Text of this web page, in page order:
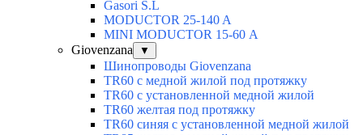
Gasori S.L
MODUCTOR 25-140 A
MINI MODUCTOR 15-60 А
Giovenzana
▼
Шинопроводы Giovenzana
TR60 с медной жилой под протяжку
TR60 с установленной медной жилой
TR60 желтая под протяжку
TR60 синяя с установленной медной жилой